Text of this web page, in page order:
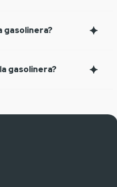
gasolinera?
gasolinera?